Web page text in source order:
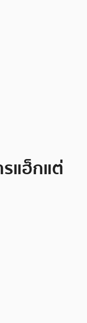
แฮ็กแต่